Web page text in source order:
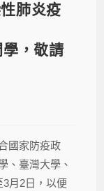
肺炎疫
，敬請
國家防疫政
、臺灣大學、
3月2日，以便